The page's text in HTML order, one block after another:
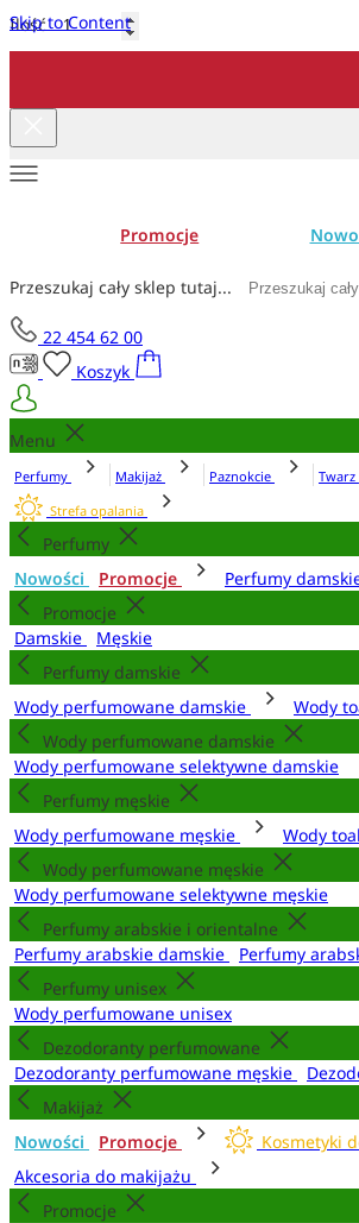
Skip to Content
Promocje
Przeszukaj cały sklep tutaj...
22 454 62 00
Koszyk
Menu
Perfumy Makijaż Paznokcie Twarz
Strefa opalania
Perfumy
Nowości
Promocje Perfumy
Promocje
Damskie
Męskie
Perfumy damskie
Wody perfumowane damskie
Wody
Wody perfumowane damskie
Wody perfumowane selektywne damskie
Perfumy męskie
Wody perfumowane męskie
Wody
Wody perfumowane męskie
Wody perfumowane selektywne męskie
Perfumy arabskie i orientalne
Perfumy arabskie damskie
Perfumy
Perfumy unisex
Wody perfumowane unisex
Dezodoranty perfumowane
Dezodoranty perfumowane męskie
Makijaż
Nowości
Promocje Kosmetyki
Akcesoria do makijażu
Promocje
Ilość